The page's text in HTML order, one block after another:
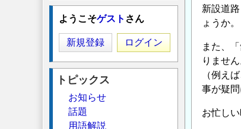
新設道
ょうか。
また、
りません
（例え
事が疑問
お忙し
ようこそゲスト さん
新規登録 ログイン
トピックス
お知らせ
話題
用語解説